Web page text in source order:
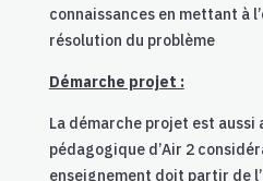
connaissances en mettant à
résolution du problème
Démarche projet :
La démarche projet est
pédagogique d’Air 2
enseignement doit partir de